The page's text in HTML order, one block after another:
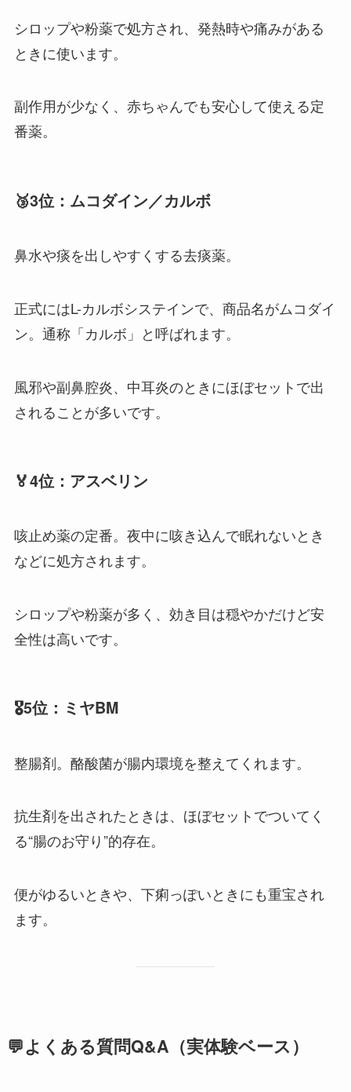
シロップや粉薬で処方され、発熱時や痛みがある
ときに使います。
副作用が少なく、赤ちゃんでも安心して使える定
番薬。
🥉3位：ムコダイン／カルボ
鼻水や痰を出しやすくする去痰薬。
正式にはL-カルボシステインで、商品名がムコダイ
ン。通称「カルボ」と呼ばれます。
風邪や副鼻腔炎、中耳炎のときにほぼセットで出
されることが多いです。
🏅4位：アスベリン
咳止め薬の定番。夜中に咳き込んで眠れないとき
などに処方されます。
シロップや粉薬が多く、効き目は穏やかだけど安
全性は高いです。
🎖5位：ミヤBM
整腸剤。酪酸菌が腸内環境を整えてくれます。
抗生剤を出されたときは、ほぼセットでついてく
る“腸のお守り”的存在。
便がゆるいときや、下痢っぽいときにも重宝され
ます。
💬よくある質問Q&A（実体験ベース）